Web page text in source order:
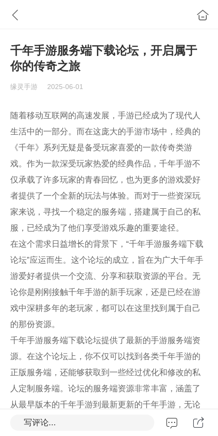
千年手游服务端下载论坛，开启属于
你的传奇之旅
缘灵手游 2025-06-01
随着移动互联网的高速发展，手游已经成为了现代人
生活中的一部分。而在这庞大的手游市场中，经典的
《千年》系列无疑是备受玩家喜爱的一款传奇类游
戏。作为一款深受玩家热爱的经典作品，千年手游不
仅承载了许多玩家的青春回忆，也为更多的游戏爱好
者提供了一个全新的玩法与体验。而对于一些资深玩
家来说，寻找一个稳定的服务端，搭建属于自己的私
服，已经成为了他们享受游戏乐趣的重要途径。
在这个需求日益增长的背景下，“千年手游服务端下载
论坛”应运而生。这个论坛的成立，旨在为广大千年手
游爱好者提供一个交流、分享和获取资源的平台。无
论你是刚刚接触千年手游的新手玩家，还是已经在游
戏中深耕多年的老玩家，都可以在这里找到属于自己
的那份资源。
千年手游服务端下载论坛提供了最新的手游服务端资
源。在这个论坛上，你不仅可以找到各类千年手游的
正版服务端，还能够获取到一些经过优化和修改的私
人定制服务端。论坛的服务端资源非常丰富，涵盖了
从最早版本的千年手游到最新更新的千年手游，无论
你是喜欢怀旧经典，还是追求新鲜刺激，都能在这里
写评论...